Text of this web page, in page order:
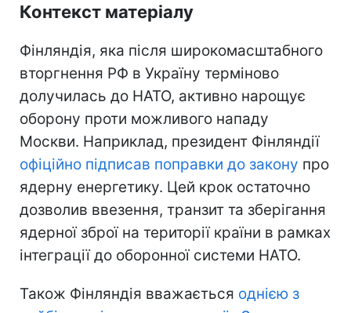
Контекст матеріалу
Фінляндія, яка після широкомасштабного
вторгнення РФ в Україну терміново
долучилась до НАТО, активно нарощує
оборону проти можливого нападу
Москви. Наприклад, президент Фінляндії
офіційно підписав поправки до закону про
ядерну енергетику. Цей крок остаточно
дозволив ввезення, транзит та зберігання
ядерної зброї на території країни в рамках
інтеграції до оборонної системи НАТО.
Також Фінляндія вважається однією з